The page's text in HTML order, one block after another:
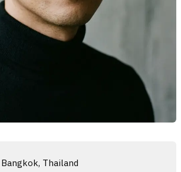
Bangkok, Thailand